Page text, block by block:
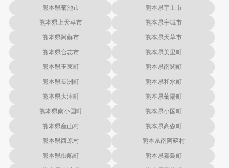
熊本県菊池市 熊本県宇土市
熊本県上天草市 熊本県宇城市
熊本県阿蘇市 熊本県天草市
熊本県合志市 熊本県美里町
熊本県玉東町 熊本県南関町
熊本県長洲町 熊本県和水町
熊本県大津町 熊本県菊陽町
熊本県南小国町 熊本県小国町
熊本県産山村 熊本県高森町
熊本県西原村 熊本県南阿蘇村
熊本県御船町 熊本県嘉島町